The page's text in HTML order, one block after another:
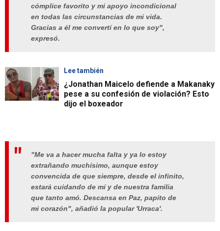
cómplice favorito y mi apoyo incondicional
en todas las circunstancias de mi vida.
Gracias a él me convertí en lo que soy",
expresó.
Lee también
¿Jonathan Maicelo defiende a Makanaky
pese a su confesión de violación? Esto
dijo el boxeador
"Me va a hacer mucha falta y ya lo estoy
extrañando muchísimo, aunque estoy
convencida de que siempre, desde el infinito,
estará cuidando de mí y de nuestra familia
que tanto amó. Descansa en Paz, papito de
mi corazón", añadió la popular 'Urraca'.